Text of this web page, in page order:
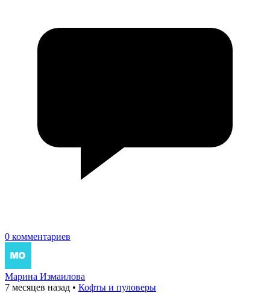
0 комментариев
Марина Измаилова
7 месяцев назад • Кофты и пуловеры